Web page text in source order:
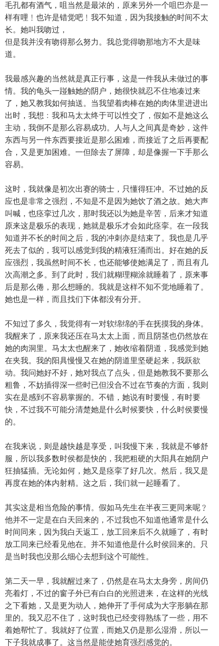
毛孔都有酒气，咀当然是最浓的，原来另外一个咀巴亦是一
样有哩﹗也许是错觉吧﹗我不知道，因为我接触的时间不太
长。她叫我吻过，
但是我并没有吻得那么努力。我总觉得吻那地方不大是味
道。
我最感兴趣的当然就是真正行事，这是一件我从未做过的事
情。我的龟头一踫触她的阴户，她很快就忍不住地凑过来
了，她又教我如何抽送。当我望着肉棒在她的肉体里进进出
出时，我想﹕我和马太太终于可以性交了，假如不是她这么
主动，我倒不是那么容易成功。人与人之间真是奇妙，这件
东西与另一件东西要接近是那么困难，而接近了之后再要配
合，又是更加困难。一但除去了屏障，却是像握一下手那么
容易。
这时，我就像是初次出赛的骑士，只懂得狂冲。不过她的反
应也是非常之强烈，不知是不是因为她饮了酒之故。她大声
叫喊，也痉挛过几次，那时我还以为她是辛苦，后来才知道
原来这是极乐的表现，她就是极乐才会如此痉挛。在一段我
知道并不长的时间之后，我的冲刺亦是结束了。我也是几乎
死去了似的，我可以感觉到我的精液狂涌而出。好在她的反
应强烈，我虽然时间不长，也还能够使她满足了，而且有几
次高潮之多。到了此时，我们就糊理糊涂就睡着了，原来事
后是那么倦，那么想睡的。我就是这样不知不觉地睡着了。
她也是一样，而且找们下体都没有分开。
不知过了多久，我觉得有一对软绵绵的手在抚摸我的身体。
我醒来了，原来我还压在马太太上面，而且阴茎也仍然放在
她的肉洞里。马太太也醒来了，她收缩着阴道，我感觉到她
在夹我。我的阳具慢慢又在她的阴道里坚硬起来，我跃欲
动。我问她好不好，她对我点了点头，但是她教我不要那么
粗鲁，不妨插得深一些时已但没合不过在节奏的方面，我则
实在是感到不容易掌握的。不错，她说有时要慢，有时要
快，不过我不可能分清楚她是什么时候要快，什么时侯要慢
的。
在我来说，则是越快越是享受，叫我慢下来，我就是不够舒
服，所以我多数时侯都是快的，我把粗硬的大阳具在她阴户
狂抽猛插。无论如何，她又是痉挛了好几次。然后，我又是
再度在她的体内射精。这之后，我们就一起睡看了。
其实这是相当危险的事情。假如马先生在半夜三更同来呢﹖
他并不一定是在白天回来的，不过我也不知道他通常是什么
时间同来，因为我白天返工，放工回来后不久就睡了，有时
放工同来已经看见他在。并不知道他是什么时侯回来的。只
是当时我也没那么细心去想到这个可能性。
第二天一早，我就醒过来了，仍然是在马太太身旁，房间仍
亮着灯，不过的窗子外已有白白的光照进来，在这样的光线
之下看她，又是更为动人，她伸开了手何成为大字形躺在那
里的。我又忍不住了，这时我也已经变得熟练了一些，用不
着她帮忙了。我就好了位置，而她又仍是那么湿滑，所以一
下子我就成事了。这当然是能使她育强烈感觉的。